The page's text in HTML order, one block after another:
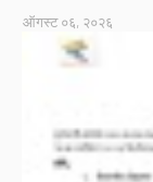
ऑगस्ट ०६, २०२६